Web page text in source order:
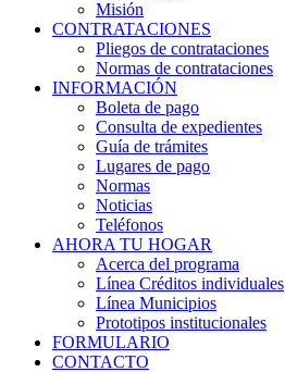
Misión
CONTRATACIONES
Pliegos de contrataciones
Normas de contrataciones
INFORMACIÓN
Boleta de pago
Consulta de expedientes
Guía de trámites
Lugares de pago
Normas
Noticias
Teléfonos
AHORA TU HOGAR
Acerca del programa
Línea Créditos individuales
Línea Municipios
Prototipos institucionales
FORMULARIO
CONTACTO